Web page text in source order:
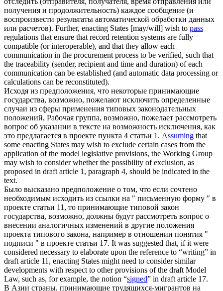
получения и продолжительность) каждое сообщение (и
воспроизвести результаты автоматической обработки данных
или расчетов). Further, enacting States [may/will] wish to pass
regulations that ensure that record retention systems are fully
compatible (or interoperable), and that they allow each
communication in the procurement process to be verified, such that
the traceability (sender, recipient and time and duration) of each
communication can be established (and automatic data processing or
calculations can be reconstituted).
Исходя из предположения, что некоторые принимающие
государства, возможно, пожелают исключить определенные
случаи из сферы применения типовых законодательных
положений, Рабочая группа, возможно, пожелает рассмотреть
вопрос об указании в тексте на возможность исключения, как
это предлагается в проекте пункта 4 статьи 1. Assuming that
some enacting States may wish to exclude certain cases from the
application of the model legislative provisions, the Working Group
may wish to consider whether the possibility of exclusion, as
proposed in draft article 1, paragraph 4, should be indicated in the
text.
Было высказано предположение о том, что если сочтено
необходимым исходить из ссылки на " письменную форму " в
проекте статьи 11, то принимающие типовой закон
государства, возможно, должны будут рассмотреть вопрос о
внесении аналогичных изменений в другие положения
проекта типового закона, например в отношении понятия "
подписи " в проекте статьи 17. It was suggested that, if it were
considered necessary to elaborate upon the reference to “writing” in
draft article 11, enacting States might need to consider similar
developments with respect to other provisions of the draft Model
Law, such as, for example, the notion “signed” in draft article 17.
В Азии страны, принимающие трудящихся-мигрантов на